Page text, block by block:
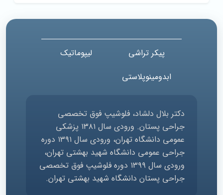
پیکر تراشی
لیپوماتیک
ابدومینوپلاستی
دکتر بلال دلشاد، فلوشیپ فوق تخصصی
جراحی پستان. ورودی سال ۱۳۸۱ پزشکی
عمومی دانشگاه تهران، ورودی سال ۱۳۹۱ دوره
جراحی عمومی دانشگاه شهید بهشتی تهران،
ورودی سال ۱۳۹۹ دوره فلوشیپ فوق تخصصی
جراحی پستان دانشگاه شهید بهشتی تهران.